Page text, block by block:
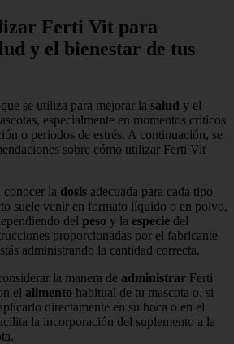
Ferti Vit para
y el bienestar de tus
se utiliza para mejorar la salud y el
especialmente en momentos críticos
o periodos de estrés. A continuación, se
sobre cómo utilizar Ferti Vit
conocer la dosis adecuada para cada tipo
suele venir en formato líquido o en polvo,
del peso y la especie del
proporcionadas por el fabricante
administrando la cantidad correcta.
la manera de administrar Ferti
el alimento habitual de tu mascota o, si
directamente en su boca o en el
la incorporación del suplemento a la